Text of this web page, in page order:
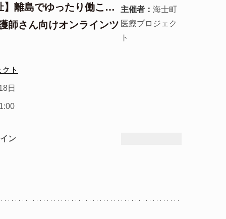
離島でゆったり働こ
師さん向けオンラインツ
主催者： 海士町
医療プロジェク
ト
ト
日
ン